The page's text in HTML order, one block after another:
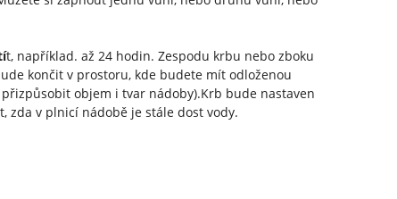
t, například. až 24 hodin. Zespodu krbu nebo zboku
končit v prostoru, kde budete mít odloženou
objem i tvar nádoby).Krb bude nastaven
zda v plnicí nádobě je stále dost vody.